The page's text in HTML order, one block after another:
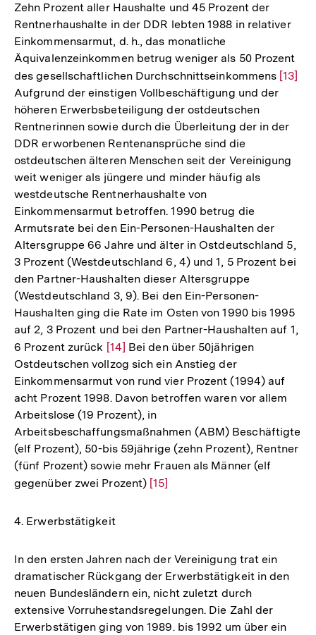
Zehn Prozent aller Haushalte und 45 Prozent der
Rentnerhaushalte in der DDR lebten 1988 in relativer
Einkommensarmut, d. h., das monatliche
Äquivalenzeinkommen betrug weniger als 50 Prozent
des gesellschaftlichen Durchschnittseinkommens Zur
[13]
Aufgrund der einstigen Vollbeschäftigung und der
höheren Erwerbsbeteiligung der ostdeutschen
Rentnerinnen sowie durch die Überleitung der in der
DDR erworbenen Rentenansprüche sind die
ostdeutschen älteren Menschen seit der Vereinigung
weit weniger als jüngere und minder häufig als
westdeutsche Rentnerhaushalte von
Einkommensarmut betroffen. 1990 betrug die
Armutsrate bei den Ein-Personen-Haushalten der
Altersgruppe 66 Jahre und älter in Ostdeutschland 5,
3 Prozent (Westdeutschland 6, 4) und 1, 5 Prozent bei
den Partner-Haushalten dieser Altersgruppe
(Westdeutschland 3, 9). Bei den Ein-Personen-
Haushalten ging die Rate im Osten von 1990 bis 1995
auf 2, 3 Prozent und bei den Partner-Haushalten auf 1,
6 Prozent zurück Zur
Auflösung
der
Fußnote
[14] Bei den über 50jährigen
Ostdeutschen vollzog sich ein Anstieg der
Einkommensarmut von rund vier Prozent (1994) auf
acht Prozent 1998. Davon betroffen waren vor allem
Arbeitslose (19 Prozent), in
Arbeitsbeschaffungsmaßnahmen (ABM) Beschäftigte
(elf Prozent), 50-bis 59jährige (zehn Prozent), Rentner
(fünf Prozent) sowie mehr Frauen als Männer (elf
gegenüber zwei Prozent) Zur
[15]
4. Erwerbstätigkeit
In den ersten Jahren nach der Vereinigung trat ein
dramatischer Rückgang der Erwerbstätigkeit in den
neuen Bundesländern ein, nicht zuletzt durch
extensive Vorruhestandsregelungen. Die Zahl der
Erwerbstätigen ging von 1989. bis 1992 um über ein